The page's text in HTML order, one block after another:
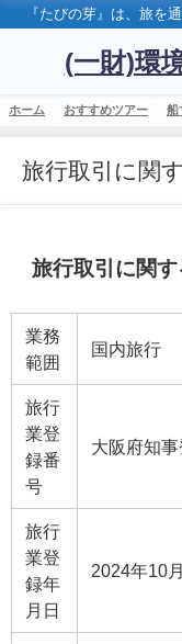
『たびの芽』は、旅を
(一財)環
ホーム おすすめツアー 船
旅行取引に関
旅行取引に関
業務
範囲
国内旅行
旅行
業登
録番
号
大阪府知
旅行
業登
録年
月日
2024年10